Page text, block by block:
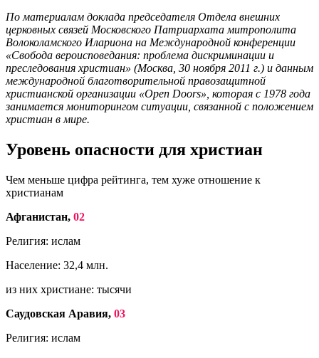
По материалам доклада председателя Отдела внешних
церковных связей Московского Патриархата митрополита
Волоколамского Илариона на Международной конференции
«Свобода вероисповедания: проблема дискриминации и
преследования христиан» (Москва, 30 ноября 2011 г.) и данным
международной благотворительной правозащитной
христианской организации «Open Doors», которая с 1978 года
занимается мониторингом ситуации, связанной с положением
христиан в мире.
Уровень опасности для христиан
Чем меньше цифра рейтинга, тем хуже отношение к
христианам
Афганистан, 02
Религия: ислам
Население: 32,4 млн.
из них христиане: тысячи
Саудовская Аравия, 03
Религия: ислам